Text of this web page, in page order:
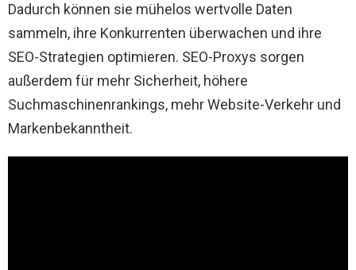
Dadurch können sie mühelos wertvolle Daten
sammeln, ihre Konkurrenten überwachen und ihre
SEO-Strategien optimieren. SEO-Proxys sorgen
außerdem für mehr Sicherheit, höhere
Suchmaschinenrankings, mehr Website-Verkehr und
Markenbekanntheit.